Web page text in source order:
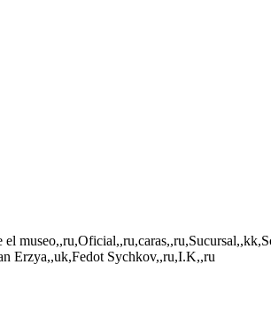
Erzya,,uk,Fedot Sychkov,,ru,I.K,,ru